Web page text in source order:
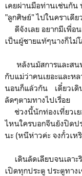
เคยผ่านมือท่านเช่นกัน
"ลูกศิษย์" ไปในคราเดีย
ดีจังเลย อยากมีเพื่อ
เป็นผู้ชายแท้ๆนางก็ไม่
หลังนมัสการและสน
กับแม่ว่าคนเยอะและห
นอนก็แล้วกัน เดี๋ยวเดิ
ลัดๆตามทางไปเรื่อย
ช่วงนี้นักท่องเที่ยวเย
ไหนใครบอกจีนยังปิดป
นะ (หนีห่าวค่ะ จงกั๋วเห
เดินลัดเลียบจนเลาะ
เปิดทุกประตู ประตูทา